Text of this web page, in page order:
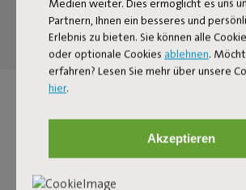
Partnern, Ihnen ein besseres und
Erlebnis zu bieten. Sie können alle
oder optionale Cookies ablehnen.
erfahren? Lesen Sie mehr über unsere
hier.
Akzeptieren
Getränke oder stelle mehrere Concrete
zusammen.